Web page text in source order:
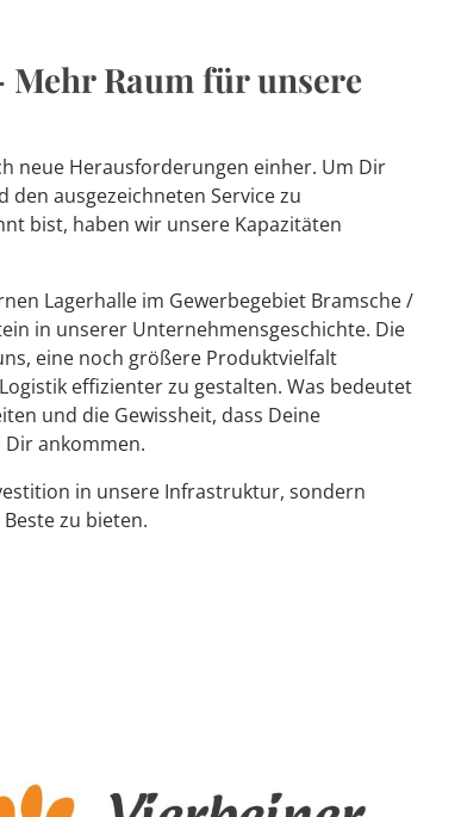
Raum für unsere
neue Herausforderungen einher. Um Dir
ausgezeichneten Service zu
bist, haben wir unsere Kapazitäten
Lagerhalle im Gewerbegebiet Bramsche /
in unserer Unternehmensgeschichte. Die
eine noch größere Produktvielfalt
effizienter zu gestalten. Was bedeutet
und die Gewissheit, dass Deine
ankommen.
in unsere Infrastruktur, sondern
zu bieten.